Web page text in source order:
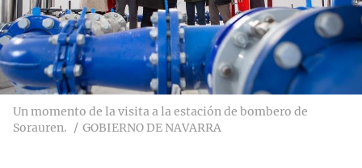
Un momento de la visita a la estación de bombero de
Sorauren.
GOBIERNO DE NAVARRA